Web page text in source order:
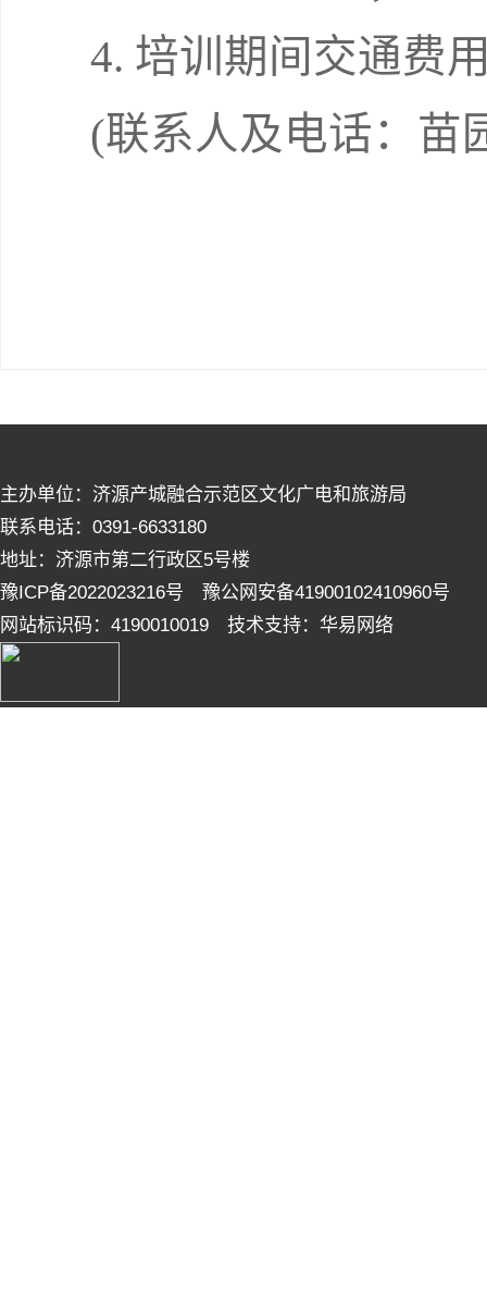
4. 培训期间交通费
(联系人及电话：苗
主办单位：济源产城融合示范区文化广电和旅游局
联系电话：0391-6633180
地址：济源市第二行政区5号楼
豫ICP备2022023216号 豫公网安备41900102410960号
网站标识码：4190010019 技术支持：华易网络